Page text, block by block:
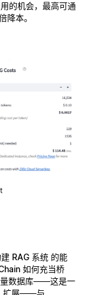
的机会，最高可通
降本。
RAG 系统 的能
如何充当桥
数据库——这是一
扩展——与